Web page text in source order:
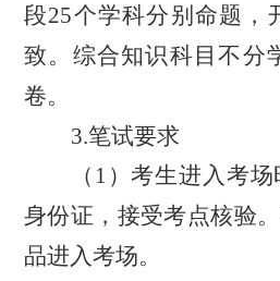
段25个学科分别命题，
致。 综合知识科目不分
卷。
3.笔试要求
（ 1）考生进入考
身份证，接受考点核验
品进入考场。